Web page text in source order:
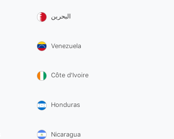
البحرين
Venezuela
Côte d'Ivoire
Honduras
Nicaragua